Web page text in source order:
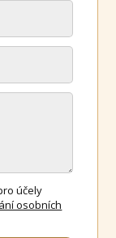
účely
osobních